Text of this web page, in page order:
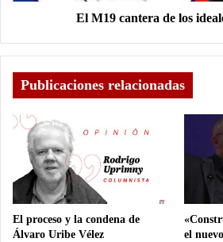
El M19 cantera de los
Publicaciones relacionadas
El proceso y la condena de
Álvaro Uribe Vélez
el